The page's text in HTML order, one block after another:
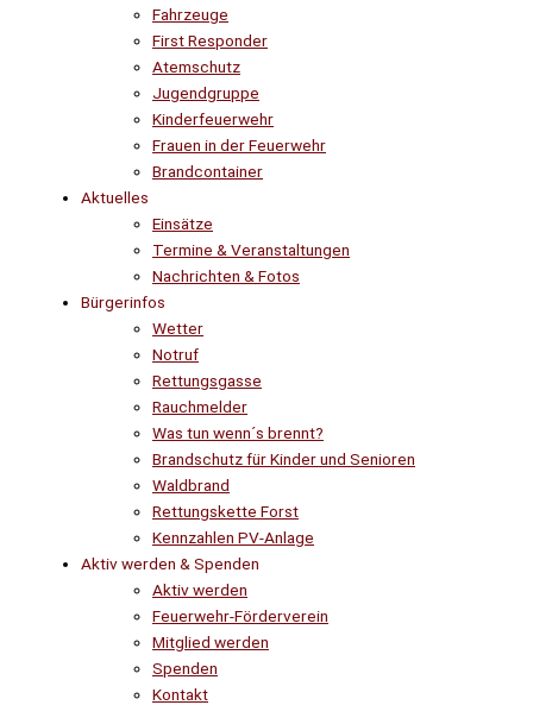
Fahrzeuge
First Responder
Atemschutz
Jugendgruppe
Kinderfeuerwehr
Frauen in der Feuerwehr
Brandcontainer
Aktuelles
Einsätze
Termine & Veranstaltungen
Nachrichten & Fotos
Bürgerinfos
Wetter
Notruf
Rettungsgasse
Rauchmelder
Was tun wenn´s brennt?
Brandschutz für Kinder und Senioren
Waldbrand
Rettungskette Forst
Kennzahlen PV-Anlage
Aktiv werden & Spenden
Aktiv werden
Feuerwehr-Förderverein
Mitglied werden
Spenden
Kontakt